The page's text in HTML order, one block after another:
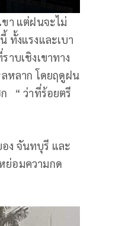
า แต่ฝนจะไม่
ทั้งแรงและเบา
บเชิงเขาทาง
หลาก โดยฤดูฝน
“ ว่าที่ร้อยตรี
ง จันทบุรี และ
ย่อมความกด